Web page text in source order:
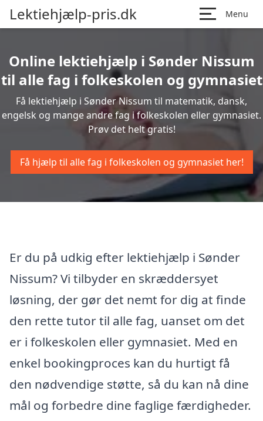
Lektiehjælp-pris.dk Menu
Online lektiehjælp i Sønder Nissum
til alle fag i folkeskolen og gymnasiet
Få lektiehjælp i Sønder Nissum til matematik, dansk,
engelsk og mange andre fag i folkeskolen eller gymnasiet.
Prøv det helt gratis!
Få hjælp til alle fag i folkeskolen og gymnasiet her!
Er du på udkig efter lektiehjælp i Sønder
Nissum? Vi tilbyder en skræddersyet
løsning, der gør det nemt for dig at finde
den rette tutor til alle fag, uanset om det
er i folkeskolen eller gymnasiet. Med en
enkel bookingproces kan du hurtigt få
den nødvendige støtte, så du kan nå dine
mål og forbedre dine faglige færdigheder.